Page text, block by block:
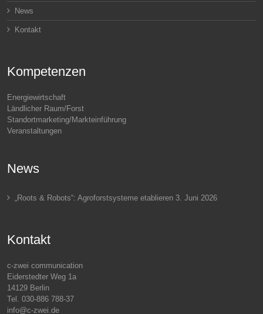
News
Kontakt
Kompetenzen
Energiewirtschaft
Ländlicher Raum/Forst
Standortmarketing/Markteinführung
Veranstaltungen
News
„Roots & Robots“: Agroforstsysteme etablieren 3. Juni 2026
Kontakt
c-zwei communication
Eiderstedter Weg 1a
14129 Berlin
Tel. 030-886 788-37
info@c-zwei.de